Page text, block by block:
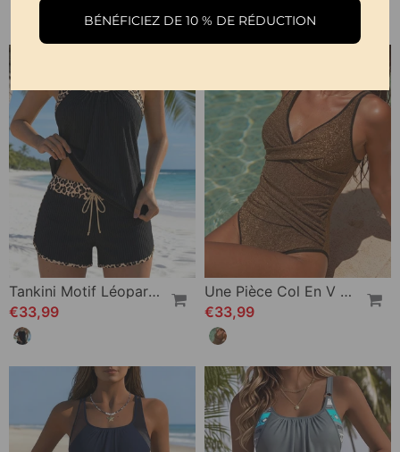
Tankini Motif Léopard Côtes Cordon De Serrage
€33,99
Une Pièce Col En V Croix Brillant Maillot De Bain
€33,99
BÉNÉFICIEZ DE 10 % DE RÉDUCTION